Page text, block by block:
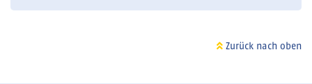
Zurück nach oben